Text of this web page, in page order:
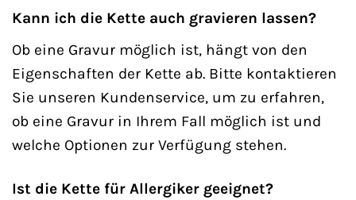
Kann ich die Kette auch gravieren lassen?
Ob eine Gravur möglich ist, hängt von den
Eigenschaften der Kette ab. Bitte kontaktieren
Sie unseren Kundenservice, um zu erfahren,
ob eine Gravur in Ihrem Fall möglich ist und
welche Optionen zur Verfügung stehen.
Ist die Kette für Allergiker geeignet?